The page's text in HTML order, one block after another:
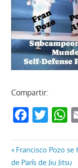
Compartir:
Entrada
anterior:
Francisco Pozo
de París de Jiu Jitsu